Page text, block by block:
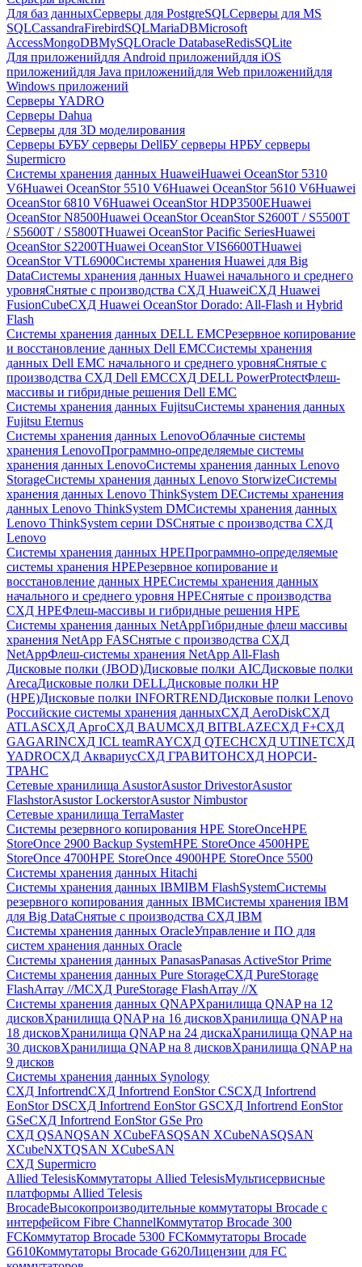
Для баз данныхСерверы для PostgreSQLСерверы для MS
SQLCassandraFirebirdSQLMariaDBMicrosoft
AccessMongoDBMySQLOracle DatabaseRedisSQLite
Для приложенийдля Android приложенийдля iOS
приложенийдля Java приложенийдля Web приложенийдля
Windows приложений
Серверы YADRO
Серверы Dahua
Серверы для 3D моделирования
Серверы БУБУ серверы DellБУ серверы HPБУ серверы
Supermicro
Системы хранения данных HuaweiHuawei OceanStor 5310
V6Huawei OceanStor 5510 V6Huawei OceanStor 5610 V6Huawei
OceanStor 6810 V6Huawei OceanStor HDP3500EHuawei
OceanStor N8500Huawei OceanStor OceanStor S2600T / S5500T
/ S5600T / S5800THuawei OceanStor Pacific SeriesHuawei
OceanStor S2200THuawei OceanStor VIS6600THuawei
OceanStor VTL6900Системы хранения Huawei для Big
DataСистемы хранения данных Huawei начального и среднего
уровняСнятые с производства СХД HuaweiСХД Huawei
FusionCubeСХД Huawei OceanStor Dorado: All-Flash и Hybrid
Flash
Системы хранения данных DELL EMCРезервное копирование
и восстановление данных Dell EMCСистемы хранения
данных Dell EMC начального и среднего уровняСнятые с
производства СХД Dell EMCСХД DELL PowerProtectФлеш-
массивы и гибридные решения Dell EMC
Системы хранения данных FujitsuСистемы хранения данных
Fujitsu Eternus
Системы хранения данных LenovoОблачные системы
хранения LenovoПрограммно-определяемые системы
хранения данных LenovoСистемы хранения данных Lenovo
StorageСистемы хранения данных Lenovo StorwizeСистемы
хранения данных Lenovo ThinkSystem DEСистемы хранения
данных Lenovo ThinkSystem DMСистемы хранения данных
Lenovo ThinkSystem серии DSСнятые с производства СХД
Lenovo
Системы хранения данных HPEПрограммно-определяемые
системы хранения HPEРезервное копирование и
восстановление данных HPEСистемы хранения данных
начального и среднего уровня HPEСнятые с производства
СХД HPEФлеш-массивы и гибридные решения HPE
Cистемы хранения данных NetAppГибридные флеш массивы
хранения NetApp FASСнятые с производства СХД
NetAppФлеш-системы хранения NetApp All-Flash
Дисковые полки (JBOD)Дисковые полки AICДисковые полки
ArecaДисковые полки DELLДисковые полки HP
(HPE)Дисковые полки INFORTRENDДисковые полки Lenovo
Российские системы хранения данныхСХД AeroDiskСХД
ATLASСХД AргоСХД BAUMСХД BITBLAZEСХД F+СХД
GAGARINСХД ICL teamRAYСХД QTECHСХД UTINETСХД
YADROСХД АквариусСХД ГРАВИТОНСХД НОРСИ-
ТРАНС
Сетевые хранилища AsustorAsustor DrivestorAsustor
FlashstorAsustor LockerstorAsustor Nimbustor
Сетевые хранилища TerraMaster
Системы резервного копирования HPE StoreOnceHPE
StoreOnce 2900 Backup SystemHPE StoreOnce 4500HPE
StoreOnce 4700HPE StoreOnce 4900HPE StoreOnce 5500
Системы хранения данных Hitachi
Системы хранения данных IBMIBM FlashSystemСистемы
резервного копирования данных IBMСистемы хранения IBM
для Big DataСнятые с производства СХД IBM
Системы хранения данных OracleУправление и ПО для
систем хранения данных Oracle
Системы хранения данных PanasasPanasas ActiveStor Prime
Системы хранения данных Pure StorageСХД PureStorage
FlashArray //MСХД PureStorage FlashArray //X
Системы хранения данных QNAPХранилища QNAP на 12
дисковХранилища QNAP на 16 дисковХранилища QNAP на
18 дисковХранилища QNAP на 24 дискаХранилища QNAP на
30 дисковХранилища QNAP на 8 дисковХранилища QNAP на
9 дисков
Системы хранения данных Synology
СХД InfortrendСХД Infortrend EonStor CSСХД Infortrend
EonStor DSСХД Infortrend EonStor GSСХД Infortrend EonStor
GSeСХД Infortrend EonStor GSe Pro
СХД QSANQSAN XCubeFASQSAN XCubeNASQSAN
XCubeNXTQSAN XCubeSAN
СХД Supermicro
Allied TelesisКоммутаторы Allied TelesisМультисервисные
платформы Allied Telesis
BrocadeВысокопроизводительные коммутаторы Brocade с
интерфейсом Fibre ChannelКоммутатор Brocade 300
FCКоммутатор Brocade 5300 FCКоммутаторы Brocade
G610Коммутаторы Brocade G620Лицензии для FC